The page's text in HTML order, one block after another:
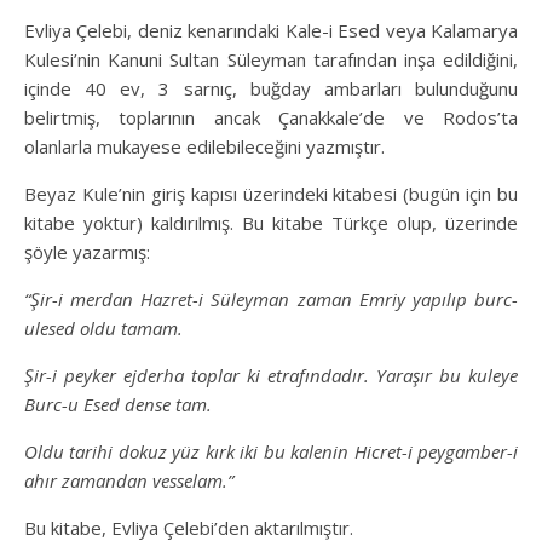
Evliya Çelebi, deniz kenarındaki Kale-i Esed veya Kalamarya
Kulesi’nin Kanuni Sultan Süleyman tarafından inşa edildiğini,
içinde 40 ev, 3 sarnıç, buğday ambarları bulunduğunu
belirtmiş, toplarının ancak Çanakkale’de ve Rodos’ta
olanlarla mukayese edilebileceğini yazmıştır.
Beyaz Kule’nin giriş kapısı üzerindeki kitabesi (bugün için bu
kitabe yoktur) kaldırılmış. Bu kitabe Türkçe olup, üzerinde
şöyle yazarmış:
“Şir-i merdan Hazret-i Süleyman zaman Emriy yapılıp burc-
ulesed oldu tamam.
Şir-i peyker ejderha toplar ki etrafındadır. Yaraşır bu kuleye
Burc-u Esed dense tam.
Oldu tarihi dokuz yüz kırk iki bu kalenin Hicret-i peygamber-i
ahır zamandan vesselam.”
Bu kitabe, Evliya Çelebi’den aktarılmıştır.